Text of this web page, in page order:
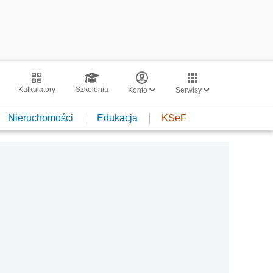
Kalkulatory Szkolenia Konto Serwisy
Nieruchomości Edukacja KSeF